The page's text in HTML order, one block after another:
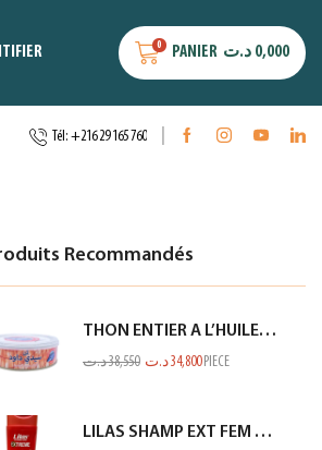
0 PANIER 0,000 د.ت
Tél: +216 29 165 760
Recommandés
THON ENTIER A L’HUILE D’OLIVE SIDI DAOUD 950G
38,550د.ت 34,800د.ت PIECE
LILAS SHAMP EXT FEM COL OU MECH ROUGE 350ML